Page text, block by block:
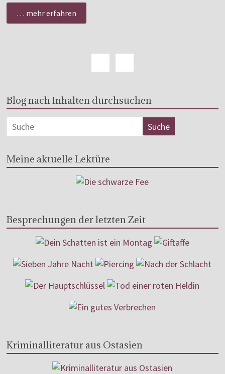
… mehr erfahren
Blog nach Inhalten durchsuchen
Meine aktuelle Lektüre
Besprechungen der letzten Zeit
Kriminalliteratur aus Ostasien